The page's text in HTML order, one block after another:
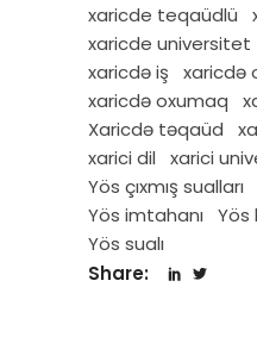
xaricde teqaüdlü
xaricde universitet
xaricdə iş
xaricdə
xaricdə oxumaq
Xaricdə təqaüd
xarici dil
xarici
Yös çıxmış sualları
Yös imtahanı
Yös
Yös sualı
Share: